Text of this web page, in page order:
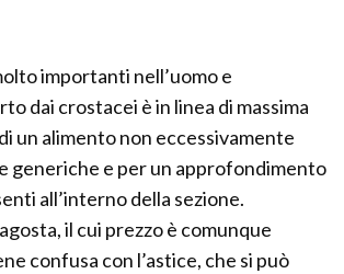
importanti nell’uomo e
dai crostacei è in linea di massima
un alimento non eccessivamente
generiche e per un approfondimento
all’interno della sezione.
il cui prezzo è comunque
confusa con l’astice, che si può